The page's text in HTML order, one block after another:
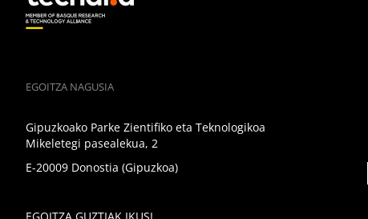
EGOITZA NAGUSIA
Gipuzkoako Parke Zientifiko eta Teknologikoa
Mikeletegi pasealekua, 2
E-20009 Donostia (Gipuzkoa)
EGOITZA GUZTIAK IKUSI